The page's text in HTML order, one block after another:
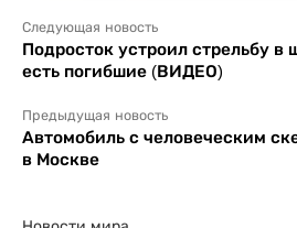
Следующая новость
Подросток устроил стрельбу в
есть погибшие (ВИДЕО)
Предыдущая новость
Автомобиль с человеческим
в Москве